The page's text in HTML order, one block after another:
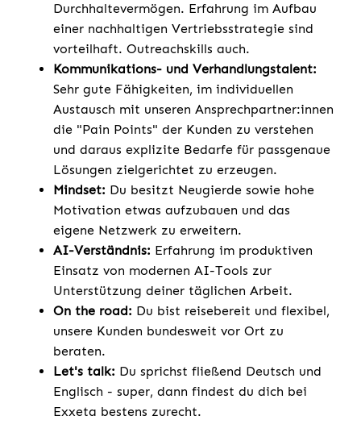
Durchhaltevermögen. Erfahrung im Aufbau
einer nachhaltigen Vertriebsstrategie sind
vorteilhaft. Outreachskills auch.
Kommunikations- und Verhandlungstalent:
Sehr gute Fähigkeiten, im individuellen
Austausch mit unseren Ansprechpartner:innen
die "Pain Points" der Kunden zu verstehen
und daraus explizite Bedarfe für passgenaue
Lösungen zielgerichtet zu erzeugen.
Mindset: Du besitzt Neugierde sowie hohe
Motivation etwas aufzubauen und das
eigene Netzwerk zu erweitern.
AI-Verständnis: Erfahrung im produktiven
Einsatz von modernen AI-Tools zur
Unterstützung deiner täglichen Arbeit.
On the road: Du bist reisebereit und flexibel,
unsere Kunden bundesweit vor Ort zu
beraten.
Let's talk: Du sprichst fließend Deutsch und
Englisch - super, dann findest du dich bei
Exxeta bestens zurecht.